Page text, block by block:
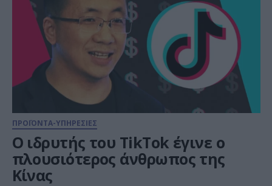
ΠΡΟΪΟΝΤΑ-ΥΠΗΡΕΣΙΕΣ
Ο ιδρυτής του TikTok έγινε ο
πλουσιότερος άνθρωπος της
Κίνας